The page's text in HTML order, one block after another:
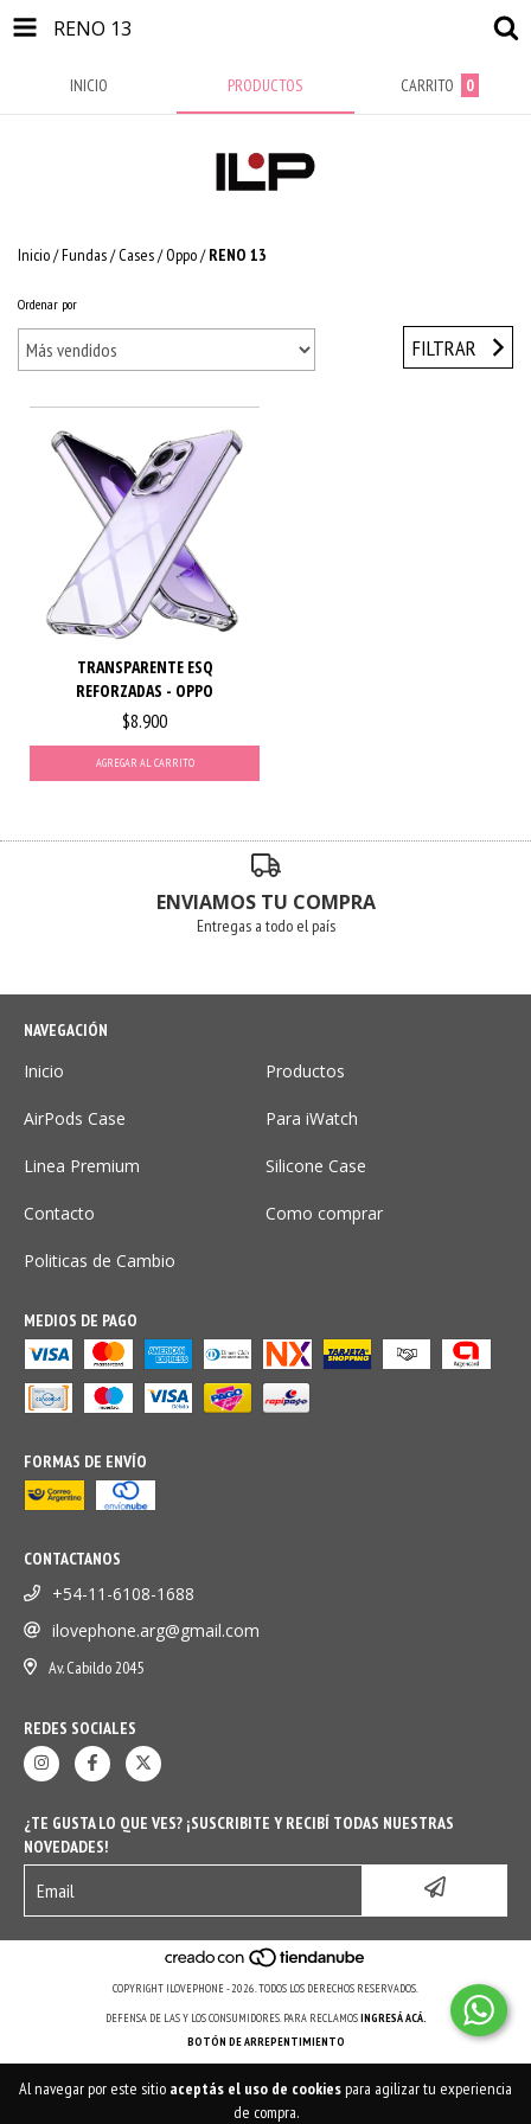
RENO 13
INICIO PRODUCTOS CARRITO 0
Al navegar por este sitio aceptás el uso de cookiespara agilizar tu experiencia
de compra.
Inicio/Fundas / Cases/ Oppo/ RENO 13
Ordenar por
FILTRAR
TRANSPARENTE ESQ
REFORZADAS - OPPO
$8.900
AGREGAR AL CARRITO
ENVIAMOS TU COMPRA
Entregas a todo el país
NAVEGACIÓN
Inicio Productos
AirPods Case Para iWatch
Linea Premium Silicone Case
Contacto Como comprar
Politicas de Cambio
MEDIOS DE PAGO
FORMAS DE ENVÍO
CONTACTANOS
+54-11-6108-1688
ilovephone.arg@gmail.com
Av. Cabildo 2045
REDES SOCIALES
¿TE GUSTA LO QUE VES? ¡SUSCRIBITE Y RECIBÍ TODAS NUESTRAS
NOVEDADES!
COPYRIGHT ILOVEPHONE - 2026. TODOS LOS DERECHOS RESERVADOS.
DEFENSA DE LAS Y LOS CONSUMIDORES. PARA RECLAMOSINGRESÁ ACÁ.
BOTÓN DE ARREPENTIMIENTO